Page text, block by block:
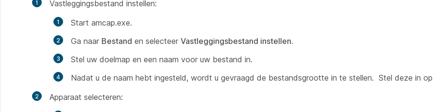
Vastleggingsbestand instellen:
Start amcap.exe.
Ga naar Bestand en selecteer Vastleggingsbestand instellen.
Stel uw doelmap en een naam voor uw bestand in.
Nadat u de naam hebt ingesteld, wordt u gevraagd de bestandsgrootte in te stellen. Stel deze in op
Apparaat selecteren: